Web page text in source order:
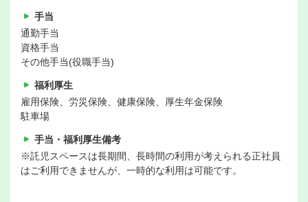
手当
通勤手当
資格手当
その他手当(役職手当)
福利厚生
雇用保険、労災保険、健康保険、厚生年金保険
駐車場
手当・福利厚生備考
※託児スペースは長期間、長時間の利用が考えられる正社員
はご利用できませんが、一時的な利用は可能です。